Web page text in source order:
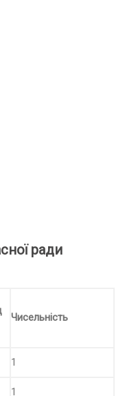
ради
ради
Чисельність
1
1